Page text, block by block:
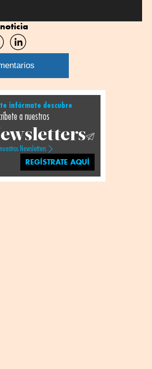
Compartir
por
Linkedin
infórmate descubre
a nuestros
Newsletters
REGÍSTRATE AQUÍ